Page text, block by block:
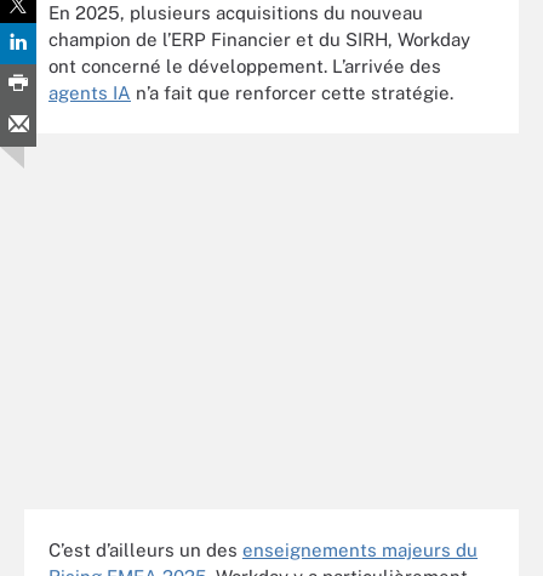
En 2025, plusieurs acquisitions du nouveau
champion de l’ERP Financier et du SIRH, Workday
ont concerné le développement. L’arrivée des
agents IA n’a fait que renforcer cette stratégie.
C’est d’ailleurs un des enseignements majeurs du